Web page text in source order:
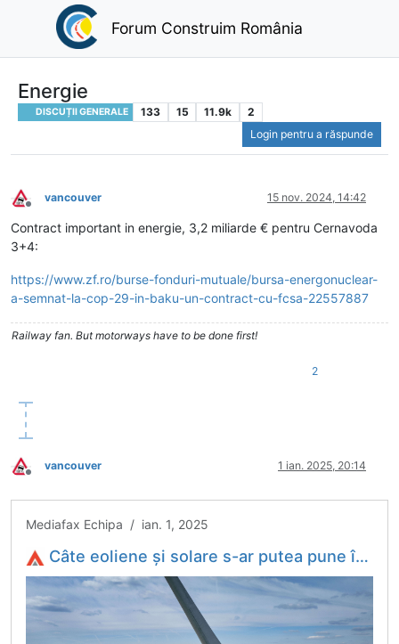
Forum Construim România
Energie
DISCUȚII GENERALE 133 15 11.9k
2
Login pentru a răspunde
Deconectat
vancouver 15 nov. 2024, 14:42
Contract important in energie, 3,2 miliarde € pentru Cernavoda
3+4:
https://www.zf.ro/burse-fonduri-mutuale/bursa-energonuclear-
a-semnat-la-cop-29-in-baku-un-contract-cu-fcsa-22557887
Railway fan. But motorways have to be done first!
2
Deconectat
vancouver 1 ian. 2025, 20:14
Mediafax Echipa / ian. 1, 2025
Câte eoliene şi solare s-ar putea pune în funcţiune anul acesta? Datele arată că ar putea fi cel mai bun an pentru regenerabile